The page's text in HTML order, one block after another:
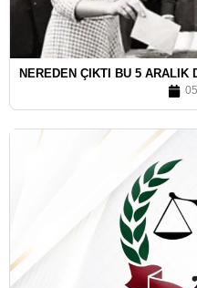
NEREDEN ÇIKTI BU 5 ARALIK